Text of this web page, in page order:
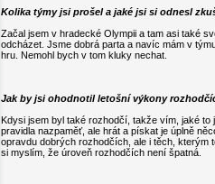
Kolika týmy jsi prošel a jaké jsi si odnesl
Začal jsem v hradecké Olympii a tam asi také
odcházet. Jsme dobrá parta a navíc mám v
hru. Nemohl bych v tom kluky nechat.
Jak by jsi ohodnotil letošní výkony
Kdysi jsem byl také rozhodčí, takže vím, jaké
pravidla nazpaměť, ale hrát a pískat je úplně
opravdu dobrých rozhodčích, ale i těch, kterým
si myslím, že úroveň rozhodčích není špatná.